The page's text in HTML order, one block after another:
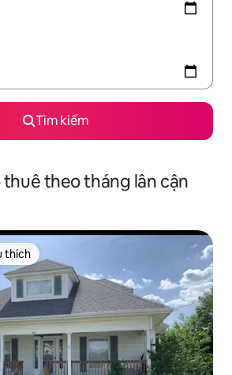
Tìm kiếm
thuê theo tháng lân cận
nhất
thích